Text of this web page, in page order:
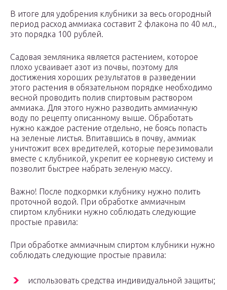
В итоге для удобрения клубники за весь огородный
период расход аммиака составит 2 флакона по 40 мл.,
это порядка 100 рублей.
Садовая земляника является растением, которое
плохо усваивает азот из почвы, поэтому для
достижения хороших результатов в разведении
этого растения в обязательном порядке необходимо
весной проводить полив спиртовым раствором
аммиака. Для этого нужно разводить аммиачную
воду по рецепту описанному выше. Обработать
нужно каждое растение отдельно, не боясь попасть
на зеленые листья. Впитавшись в почву, аммиак
уничтожит всех вредителей, которые перезимовали
вместе с клубникой, укрепит ее корневую систему и
позволит быстрее набрать зеленую массу.
Важно! После подкормки клубнику нужно полить
проточной водой. При обработке аммиачным
спиртом клубники нужно соблюдать следующие
простые правила:
При обработке аммиачным спиртом клубники нужно
соблюдать следующие простые правила:
использовать средства индивидуальной защиты;